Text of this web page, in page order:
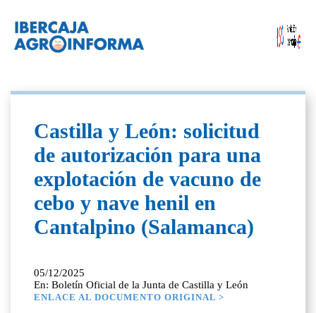
Castilla y León: solicitud
de autorización para una
explotación de vacuno de
cebo y nave henil en
Cantalpino (Salamanca)
05/12/2025
En: Boletín Oficial de la Junta de Castilla y León
ENLACE AL DOCUMENTO ORIGINAL >